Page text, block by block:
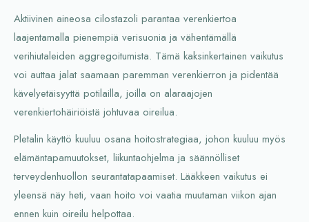
Aktiivinen aineosa cilostazoli parantaa verenkiertoa
laajentamalla pienempiä verisuonia ja vähentämällä
verihiutaleiden aggregoitumista. Tämä kaksinkertainen vaikutus
voi auttaa jalat saamaan paremman verenkierron ja pidentää
kävelyetäisyyttä potilailla, joilla on alaraajojen
verenkiertohäiriöistä johtuvaa oireilua.
Pletalin käyttö kuuluu osana hoitostrategiaa, johon kuuluu myös
elämäntapamuutokset, liikuntaohjelma ja säännölliset
terveydenhuollon seurantatapaamiset. Lääkkeen vaikutus ei
yleensä näy heti, vaan hoito voi vaatia muutaman viikon ajan
ennen kuin oireilu helpottaa.